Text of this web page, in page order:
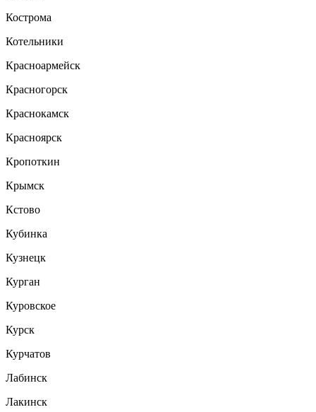
Кострома
Котельники
Красноармейск
Красногорск
Краснокамск
Красноярск
Кропоткин
Крымск
Кстово
Кубинка
Кузнецк
Курган
Куровское
Курск
Курчатов
Лабинск
Лакинск